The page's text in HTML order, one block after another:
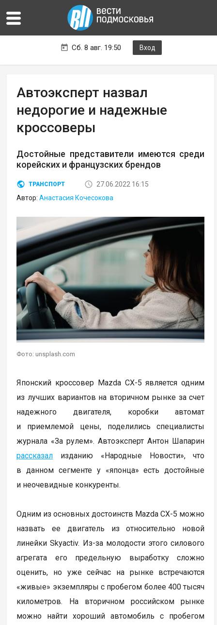
Сб. 8 авг. 19:50 Вход
Автоэксперт назвал
недорогие и надежные
кроссоверы
Достойные представители имеются среди
корейских и французских брендов
ТРАНСПОРТ
27.06.2022 16:15
Автор:Анастасия Кочесокова
Фото: unsplash.com
Японский кроссовер Mazda CX-5 является одним
из лучших вариантов на вторичном рынке за счет
надежного двигателя, коробки автомат
и приемлемой цены, поделились специалисты
журнала «За рулем». Автоэксперт Антон Шапарин
рассказал изданию «Народные Новости», что
в данном сегменте у «японца» есть достойные
и неочевидные конкуренты.
Одним из основных достоинств Mazda CX-5 можно
назвать ее двигатель из относительно новой
линейки Skyactiv. Из-за молодости этого силового
агрегата его предельную выработку сложно
оценить, но уже сейчас на рынке встречаются
«живые» экземпляры с пробегом более 400 тысяч
километров. На вторичном российском рынке
можно найти хороший автомобиль с пробегом